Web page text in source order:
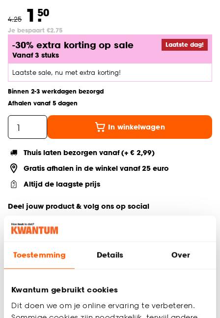
Toestemming Details Over
Kwantum gebruikt cookies
Dit doen we om je online ervaring te verbeteren.
4.25 1.50
Je bespaart €2.75
-30% extra korting op sale Laatste dag!
Vanaf 3 stuks
Laatste sale, nu met extra korting!
Binnen 2-3 werkdagen bezorgd
Afhalen vanaf 5 dagen
In winkelwagen
Thuis laten bezorgen vanaf (+ € 2,99)
Gratis afhalen in de winkel vanaf 25 euro
Altijd de laagste prijs
Deel jouw product & volg ons op social
Productomschrijving
Deze trendy metalen wandhaken in de vorm van fruit zijn een
goud wordt geleverd per 2 stuks en is ideaal voor het
ophangen van kleding, accessoires en andere items. Perfect
te gebruiken in de hal, keuken of (kinder)kamer. Met deze